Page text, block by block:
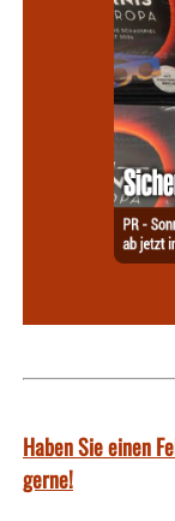
Haben Sie einen
gerne!